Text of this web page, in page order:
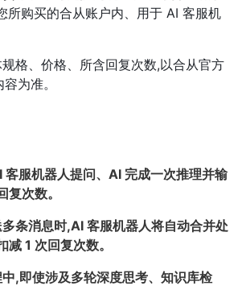
所购买的合从账户内、用于 AI 客服机
格、价格、所含回复次数,以合从官方
为准。
客服机器人提问、AI 完成一次推理并输
复次数。
条消息时,AI 客服机器人将自动合并处
1 次回复次数。
,即使涉及多轮深度思考、知识库检